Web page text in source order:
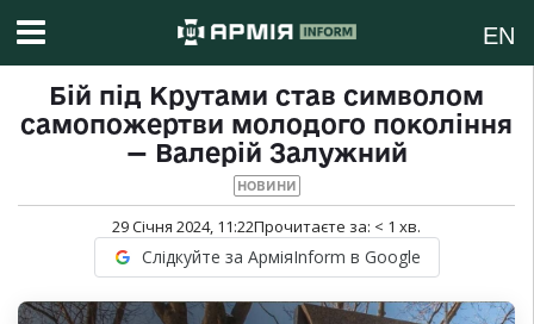
EN
Бій під Крутами став символом
самопожертви молодого покоління
— Валерій Залужний
НОВИНИ
29 Січня 2024, 11:22Прочитаєте за: < 1 хв.
Слідкуйте за АрміяInform в Google